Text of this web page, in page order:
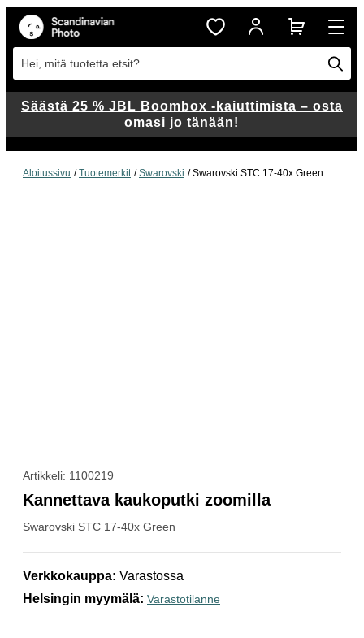
Hei, mitä tuotetta etsit?
Aloitussivu Tuotemerkit Swarovski Swarovski STC 17-40x Green
Artikkeli: 1100219
Swarovski STC 17-40x Green
Kannettava kaukoputki zoomilla
Verkkokauppa: Varastossa
Helsingin myymälä: Varastotilanne
Säästä 25 % JBL Boombox -kaiuttimista – osta
omasi jo tänään!